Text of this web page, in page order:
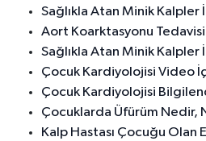
Sağlıkla Atan Minik Kalpler
Aort Koarktasyonu
Sağlıkla Atan Minik Kalpler
Çocuk Kardiyolojisi Video
Çocuk Kardiyolojisi
Çocuklarda Üfürüm Nedir,
Kalp Hastası Çocuğu Olan